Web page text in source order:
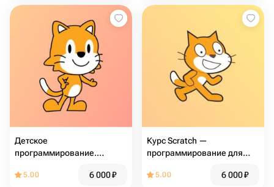
Детское
программирование.
лет5.00 6 000₽
Курс Scratch —
программирование для
5.00 6 000₽